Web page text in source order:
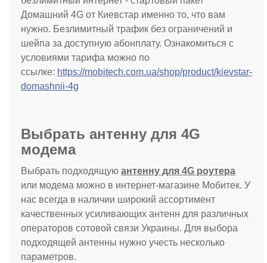
Домашний 4G от Киевстар именно то, что вам
нужно. Безлимитный трафик без ограничений и
шейпа за доступную абонплату. Ознакомиться с
условиями тарифа можно по
ссылке: https://mobitech.com.ua/shop/product/kievstar-
domashnii-4g
Выбрать антенну для 4G
модема
Выбрать подходящую антенну для 4G роутера
или модема можно в интернет-магазине Мобитек. У
нас всегда в наличии широкий ассортимент
качественных усиливающих антенн для различных
операторов сотовой связи Украины. Для выбора
подходящей антенны нужно учесть несколько
параметров.